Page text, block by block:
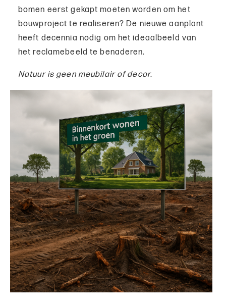
bomen eerst gekapt moeten worden om het
bouwproject te realiseren? De nieuwe aanplant
heeft decennia nodig om het ideaalbeeld van
het reclamebeeld te benaderen.
Natuur is geen meubilair of decor.